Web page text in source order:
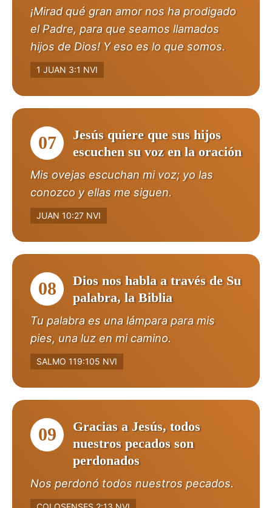
¡Mirad qué gran amor nos ha prodigado
el Padre, para que seamos llamados
hijos de Dios! Y eso es lo que somos.
1 JUAN 3:1 NVI
07
Jesús quiere que sus hijos
escuchen su voz en la oración
Mis ovejas escuchan mi voz; yo las
conozco y ellas me siguen.
JUAN 10:27 NVI
08
Dios nos habla a través de Su
palabra, la Biblia
Tu palabra es una lámpara para mis
pies, una luz en mi camino.
SALMO 119:105 NVI
09
Gracias a Jesús, todos
nuestros pecados son
perdonados
Nos perdonó todos nuestros pecados.